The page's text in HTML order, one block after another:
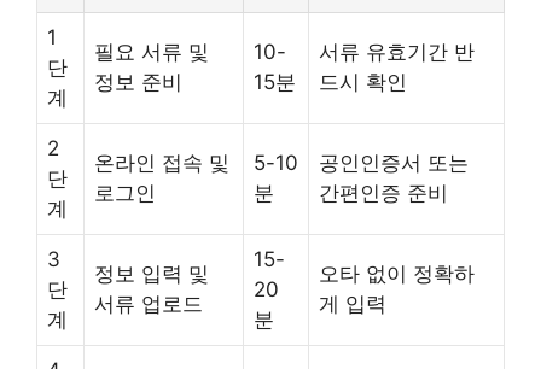
1
단
계
필요 서류 및
정보 준비
10-
15분
서류 유효기간 반
드시 확인
2
단
계
온라인 접속 및
로그인
5-10
분
공인인증서 또는
간편인증 준비
3
단
계
정보 입력 및
서류 업로드
15-
20
분
오타 없이 정확하
게 입력